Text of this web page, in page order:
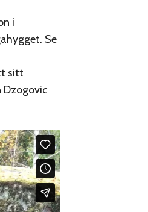
i
Se
sitt
Dzogovic